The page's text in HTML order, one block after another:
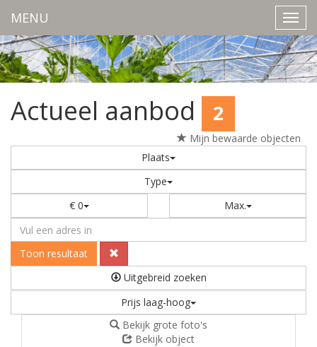
MENU
Actueel aanbod 2
Mijn bewaarde objecten
Plaats
Type
€ 0
Max.
Toon resultaat
Uitgebreid zoeken
Prijs laag-hoog
Bekijk grote foto's
Bekijk object